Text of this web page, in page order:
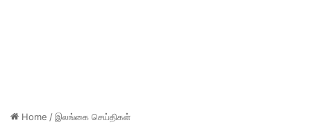
Home /இலங்கை செய்திகள்